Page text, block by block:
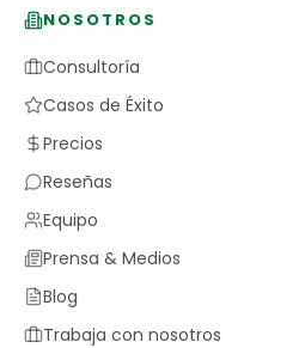
NOSOTROS
Consultoría
Casos de Éxito
Precios
Reseñas
Equipo
Prensa & Medios
Blog
Trabaja con nosotros